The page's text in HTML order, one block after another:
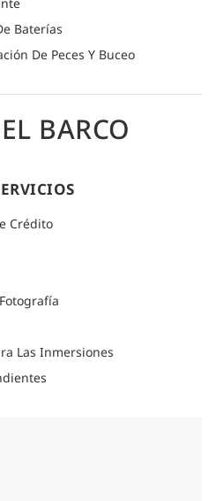
Baterías
De Peces Y Buceo
BARCO
Crédito
Las Inmersiones